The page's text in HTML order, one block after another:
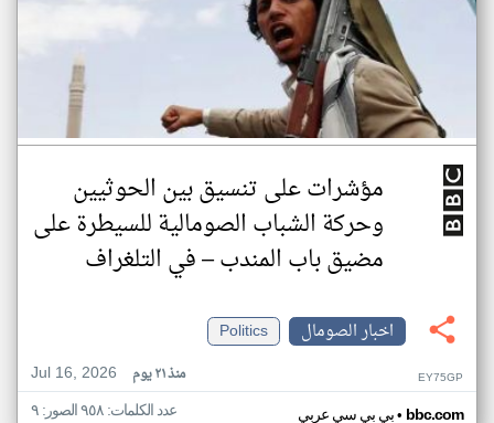
مؤشرات على تنسيق بين الحوثيين
وحركة الشباب الصومالية للسيطرة على
مضيق باب المندب – في التلغراف
اخبار الصومال
Politics
Jul 16, 2026
منذ ٢١ يوم EY75GP
بي بي سي عربي• bbc.com عدد الكلمات: ٩٥٨ الصور: ٩